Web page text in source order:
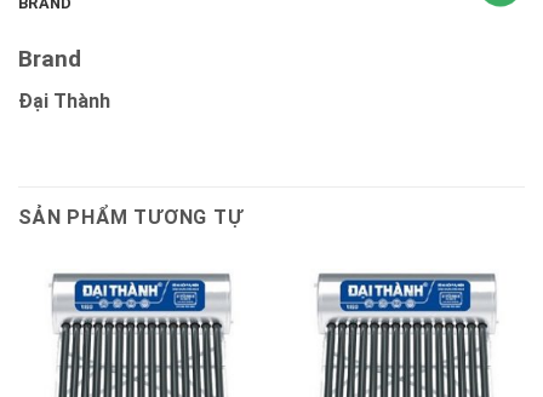
Brand
Đại Thành
SẢN PHẨM TƯƠNG TỰ